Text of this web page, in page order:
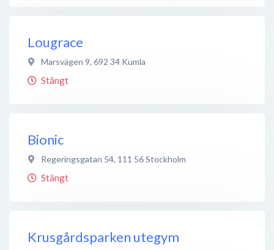
Lougrace
Marsvägen 9, 692 34 Kumla
Stängt
Bionic
Regeringsgatan 54, 111 56Stockholm
Stängt
Krusgårdsparken utegym